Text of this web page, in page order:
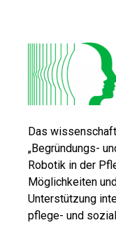
Das
„Begründungs-
Robotik in der
Möglichkeiten
Unterstützung
pflege- und